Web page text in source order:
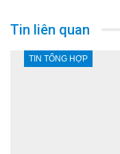
Tin liên quan
TIN TỔNG HỢP